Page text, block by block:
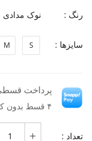
رنگ : نوک مدادی
سایزها : S
M
پرداخت
۴ قسط بدون کارمزد، ماهانه ۲٬۰۹۲٬۵۰۰ تومان
تعداد :